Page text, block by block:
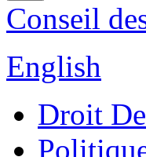
Conseil
English
Droit